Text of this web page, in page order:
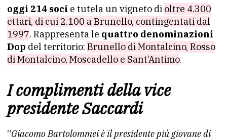
oggi 214 soci e tutela un vigneto di oltre 4.300
ettari, di cui 2.100 a Brunello, contingentati dal
1997. Rappresenta le quattro denominazioni
Dop del territorio: Brunello di Montalcino, Rosso
di Montalcino, Moscadello e Sant’Antimo.
I complimenti della vice
presidente Saccardi
“Giacomo Bartolommei è il presidente più giovane di